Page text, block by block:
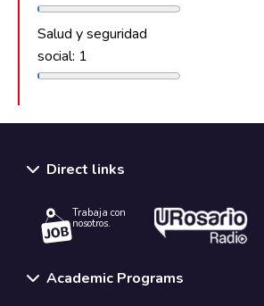
Salud y seguridad
social: 1
Direct links
Trabaja con
nosotros.
Academic Programs